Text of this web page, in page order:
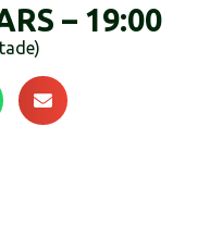
– 19:00